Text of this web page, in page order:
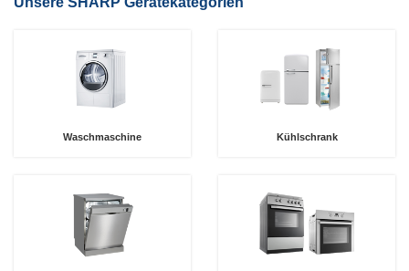
Waschmaschine Kühlschrank